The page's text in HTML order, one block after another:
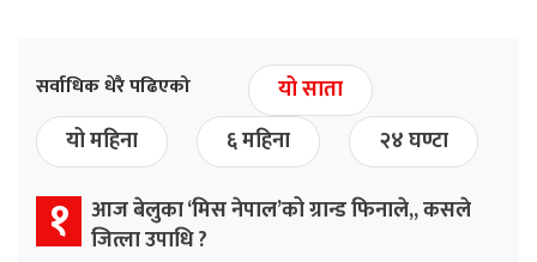
सर्वाधिक धेरै पढिएको
यो साता
यो महिना
६ महिना २४ घण्टा
१ आज बेलुका ‘मिस नेपाल’को ग्रान्ड फिनाले,, कसले
जित्ला उपाधि ?